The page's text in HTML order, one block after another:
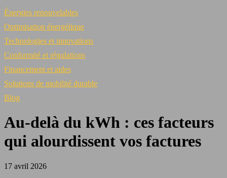
Énergies renouvelables
Optimisation énergétique
Technologies et innovations
Conformité et régulations
Financement et aides
Solutions de mobilité durable
Blog
Au-delà du kWh : ces facteurs
qui alourdissent vos factures
17 avril 2026